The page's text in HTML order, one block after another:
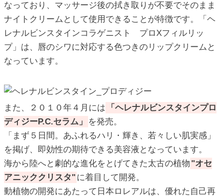
なっており、マッサージ後の拭き取りが不要でそのまま
ナイトクリームとして使用できることが特徴です。「ヘ
レナルビンスタインコラゲニスト プロXフィルリッ
プ」は、唇のシワに対応する色つきのリップクリームと
なっています。
また、２０１０年４月には
「ヘレナルビンスタインプロ
ディジーP.C.セラム」
を発売。
「まず５日間。あふれるハリ・輝き、若々しい肌実感」
を掲げ、即効性の期待できる美容液となっています。
海から陸へと劇的な進化をとげてきた太古の植物 "オセ
アニッククリスタ" に着目して開発。
動植物の開発にあたって日本ロレアルは、優れた自己再